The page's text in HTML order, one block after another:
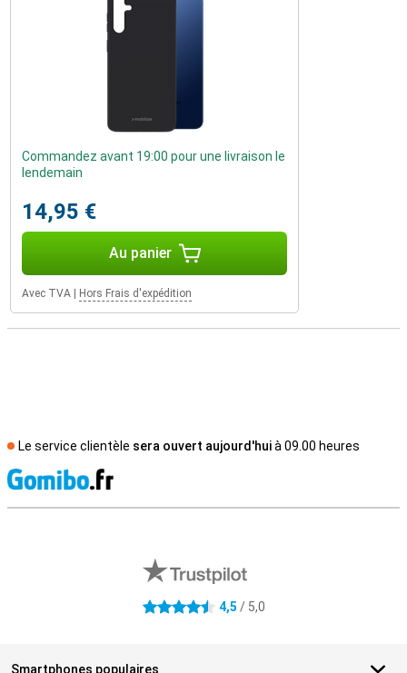
Commandez avant 19:00 pour une livraison le
lendemain
14,95 €
Au panier
Avec TVA Hors Frais d'expédition
Le service clientèle sera ouvert aujourd'huià 09.00 heures
4.5 étoiles 4,5 / 5,0
Smartphones populaires